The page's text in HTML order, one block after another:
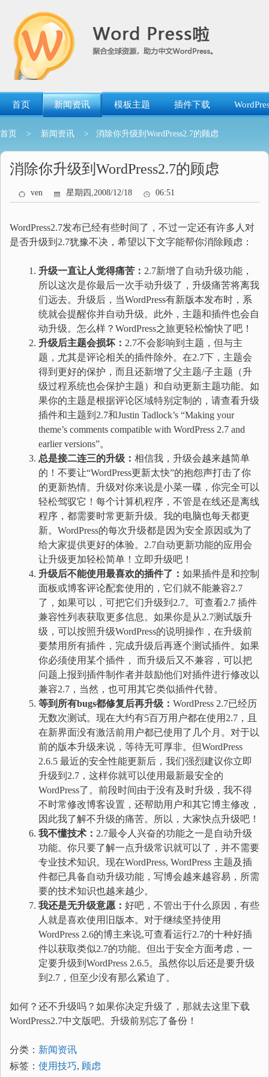
首页 新闻资讯 模板主题 插件下载
首页 > 新闻资讯 > 消除你升级到WordPress2.7的顾虑
消除你升级到WordPress2.7的顾虑
ven 星期四,2008/12/18 06:51
WordPress2.7发布已经有些时间了，不过一定还有许多人对
是否升级到2.7犹豫不决，希望以下文字能帮你消除顾虑：
升级一直让人觉得痛苦： 2.7新增了自动升级功能，
所以这次是你最后一次手动升级了，升级痛苦将离我
们远去。升级后，当WordPress有新版本发布时，系
统就会提醒你并自动升级。此外，主题和插件也会自
动升级。怎么样？WordPress之旅更轻松愉快了吧！
升级后主题会损坏： 2.7不会影响到主题，但与主
题，尤其是评论相关的插件除外。在2.7下，主题会
得到更好的保护，而且还新增了父主题/子主题（升
级过程系统也会保护主题）和自动更新主题功能。如
果你的主题是根据评论区域特别定制的，请查看升级
插件和主题到2.7和Justin Tadlock’s “Making your
theme’s comments compatible with WordPress 2.7 and
earlier versions”。
总是接二连三的升级： 相信我，升级会越来越简单
的！不要让“WordPress更新太快”的抱怨声打击了你
的更新热情。升级对你来说是小菜一碟，你完全可以
轻松驾驭它！每个计算机程序，不管是在线还是离线
程序，都需要时常更新升级。我的电脑也每天都更
新。WordPress的每次升级都是因为安全原因或为了
给大家提供更好的体验。2.7自动更新功能的应用会
让升级更加轻松简单！立即升级吧！
升级后不能使用最喜欢的插件了： 如果插件是和控制
面板或博客评论配套使用的，它们就不能兼容2.7
了，如果可以，可把它们升级到2.7。可查看2.7 插件
兼容性列表获取更多信息。如果你是从2.7测试版升
级，可以按照升级WordPress的说明操作，在升级前
要禁用所有插件，完成升级后再逐个测试插件。如果
你必须使用某个插件， 而升级后又不兼容，可以把
问题上报到插件制作者并鼓励他们对插件进行修改以
兼容2.7，当然，也可用其它类似插件代替。
等到所有bugs都修复后再升级： WordPress 2.7已经历
无数次测试。现在大约有5百万用户都在使用2.7，且
在新界面没有激活前用户都已使用了几个月。对于以
前的版本升级来说，等待无可厚非。但WordPress
2.6.5 最近的安全性能更新后，我们强烈建议你立即
升级到2.7，这样你就可以使用最新最安全的
WordPress了。前段时间由于没有及时升级，我不得
不时常修改博客设置，还帮助用户和其它博主修改，
因此我了解不升级的痛苦。所以，大家快点升级吧！
我不懂技术： 2.7最令人兴奋的功能之一是自动升级
功能。你只要了解一点升级常识就可以了，并不需要
专业技术知识。现在WordPress, WordPress 主题及插
件都已具备自动升级功能，写博会越来越容易，所需
要的技术知识也越来越少。
我还是无升级意愿： 好吧，不管出于什么原因，有些
人就是喜欢使用旧版本。对于继续坚持使用
WordPress 2.6的博主来说,可查看运行2.7的十种好插
件以获取类似2.7的功能。但出于安全方面考虑，一
定要升级到WordPress 2.6.5。虽然你以后还是要升级
到2.7，但至少没有那么紧迫了。
如何？还不升级吗？如果你决定升级了，那就去这里下载
WordPress2.7中文版吧。升级前别忘了备份！
分类： 新闻资讯
标签： 使用技巧, 顾虑